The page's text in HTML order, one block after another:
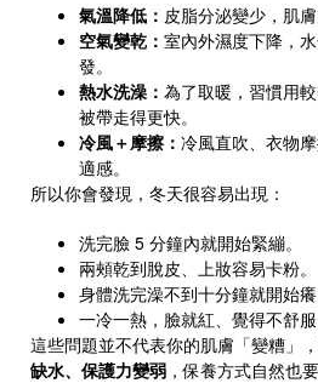
氣溫降低： 皮脂分泌變少，肌
空氣變乾： 室內外濕度下降，
發。
熱水洗澡： 為了取暖，習慣用
被帶走得更快。
冷風＋摩擦： 冷風直吹、衣物
適感。
所以你會發現，冬天很容易出現：
洗完臉 5 分鐘內就開始緊繃。
兩頰乾到脫皮、上妝容易卡粉。
身體洗完澡不到十分鐘就開始癢
一冷一熱，臉就紅、覺得不舒服
這些問題並不代表你的肌膚「變糟」
缺水、保護力變弱 ，保養方式自然也